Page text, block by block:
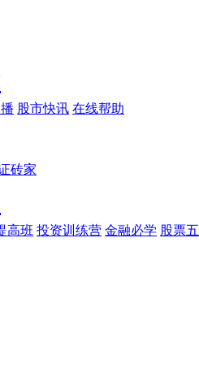
股市快讯 在线帮助
砖家
高班 投资训练营 金融必学 股票